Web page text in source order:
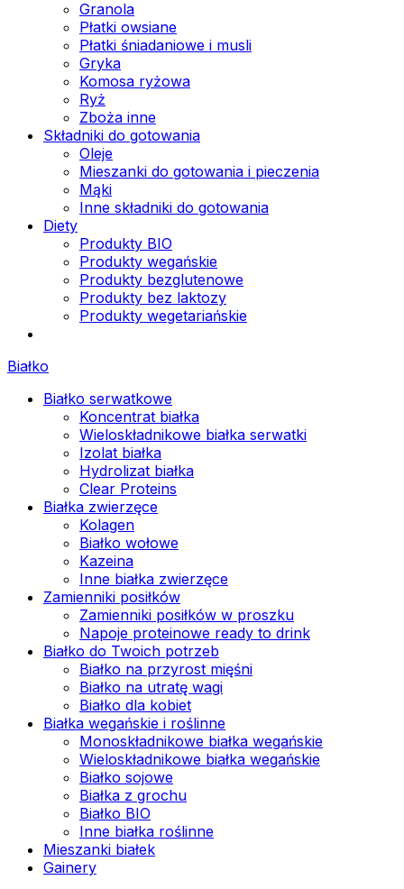
Granola
Płatki owsiane
Płatki śniadaniowe i musli
Gryka
Komosa ryżowa
Ryż
Zboża inne
Składniki do gotowania
Oleje
Mieszanki do gotowania i pieczenia
Mąki
Inne składniki do gotowania
Diety
Produkty BIO
Produkty wegańskie
Produkty bezglutenowe
Produkty bez laktozy
Produkty wegetariańskie
Białko
Białko serwatkowe
Koncentrat białka
Wieloskładnikowe białka serwatki
Izolat białka
Hydrolizat białka
Clear Proteins
Białka zwierzęce
Kolagen
Białko wołowe
Kazeina
Inne białka zwierzęce
Zamienniki posiłków
Zamienniki posiłków w proszku
Napoje proteinowe ready to drink
Białko do Twoich potrzeb
Białko na przyrost mięśni
Białko na utratę wagi
Białko dla kobiet
Białka wegańskie i roślinne
Monoskładnikowe białka wegańskie
Wieloskładnikowe białka wegańskie
Białko sojowe
Białka z grochu
Białko BIO
Inne białka roślinne
Mieszanki białek
Gainery